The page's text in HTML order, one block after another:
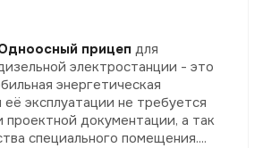
прицеп для
электростанции - это
энергетическая
её эксплуатации не требуется
проектной документации, а так
специального помещения....